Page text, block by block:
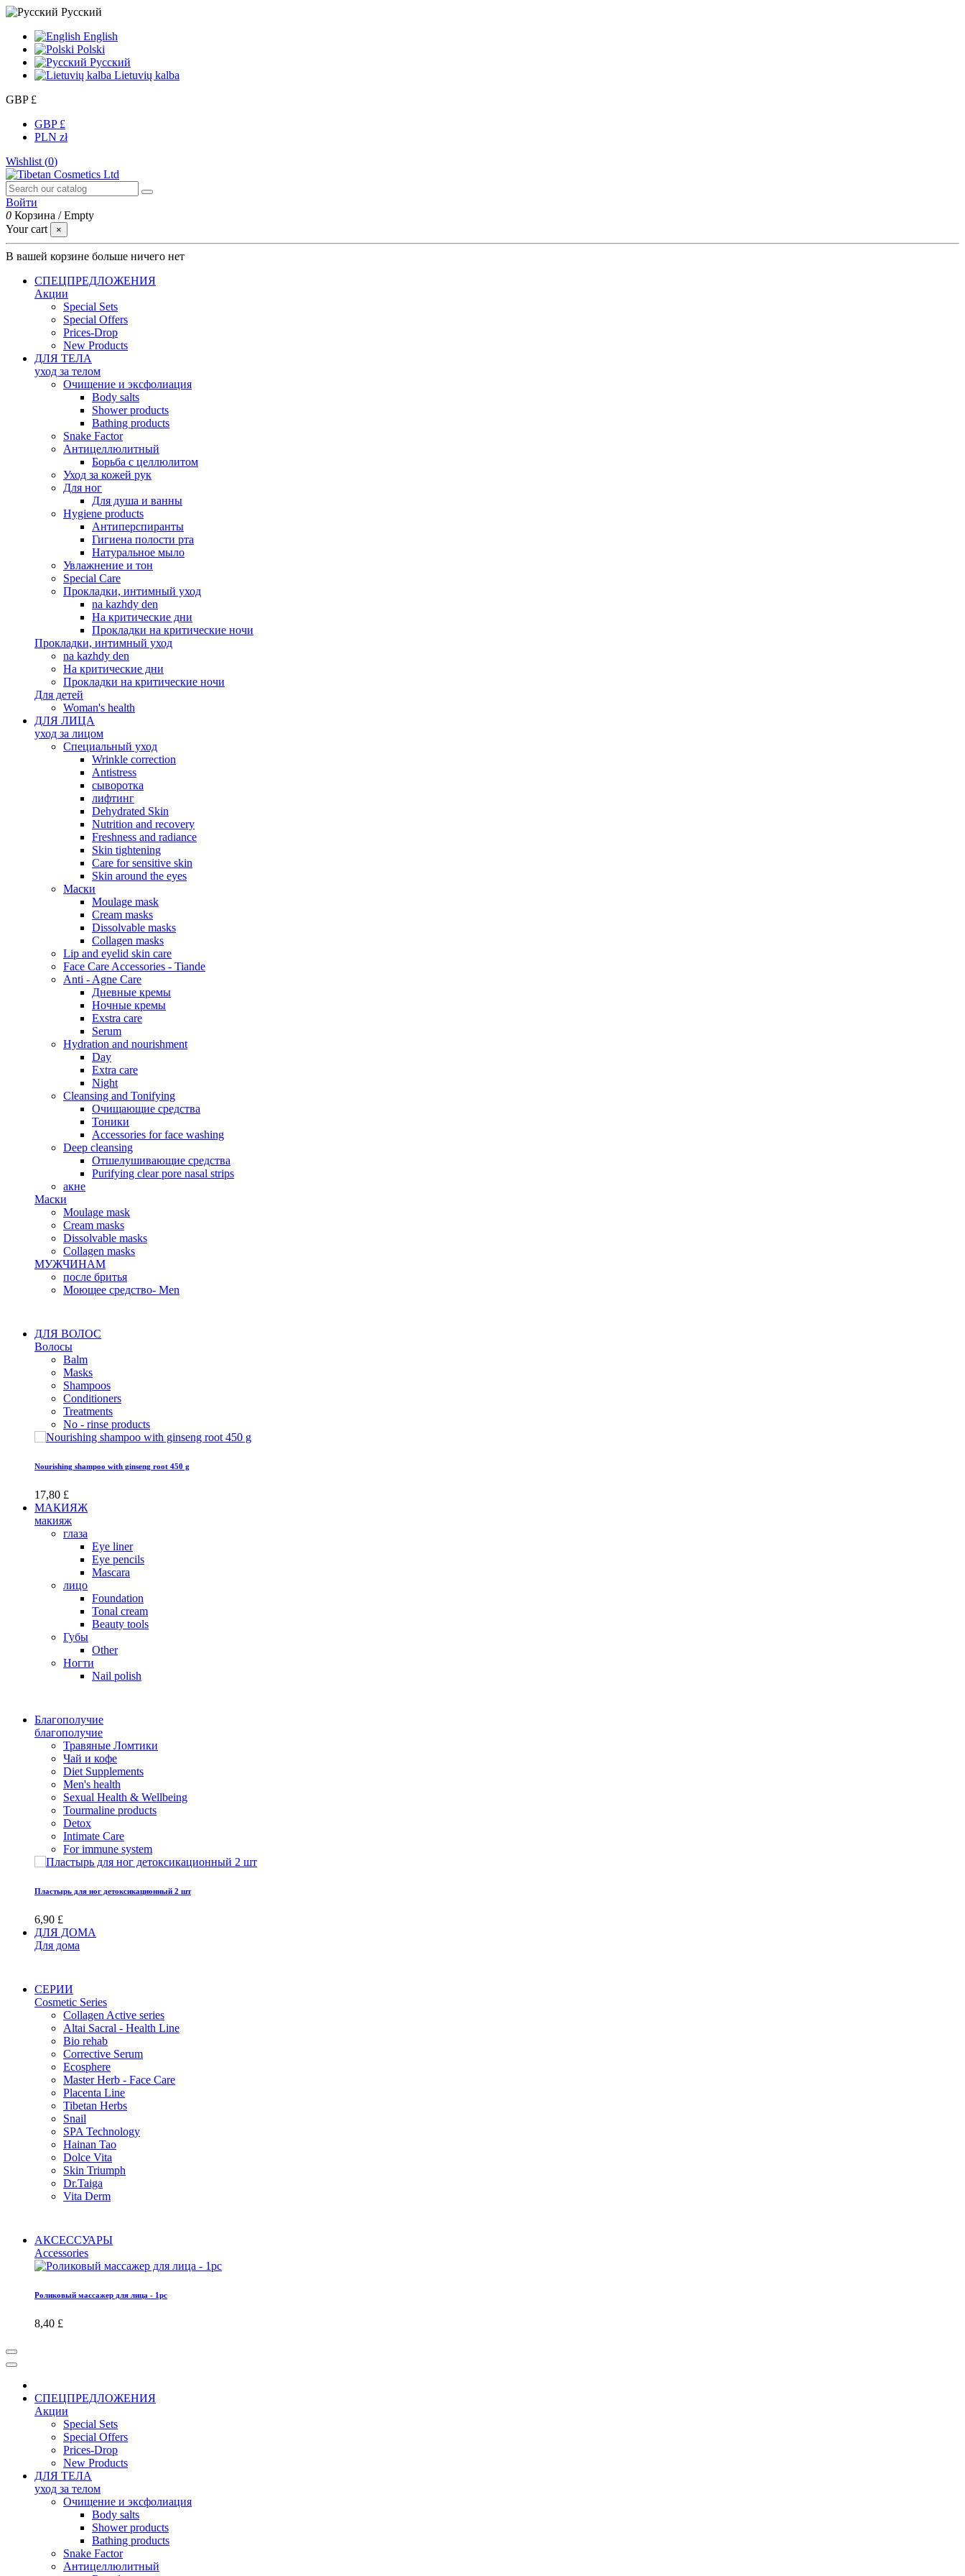
Русский
English
Polski
Русский
Lietuvių kalba
GBP £
GBP £
PLN zł
Wishlist (0)
Войти
0 Корзина /Empty
Your cart
×
В вашей корзине больше ничего нет
СПЕЦПРЕДЛОЖЕНИЯ
Акции
Special Sets
Special Offers
Prices-Drop
New Products
ДЛЯ ТЕЛА
уход за телом
Oчищение и эксфолиация
Body salts
Shower products
Bathing products
Snake Factor
Антицеллюлитный
Борьба с целлюлитом
Уход за кожей рук
Для ног
Для душа и ванны
Hygiene products
Антиперспиранты
Гигиена полости рта
Натуральное мыло
Увлажнение и тон
Special Care
Прокладки, интимный уход
na kazhdy den
На критические дни
Прокладки на критические ночи
Прокладки, интимный уход
na kazhdy den
На критические дни
Прокладки на критические ночи
Для детей
Woman's health
ДЛЯ ЛИЦА
уход за лицом
Специальный уход
Wrinkle correction
Antistress
сыворотка
лифтинг
Dehydrated Skin
Nutrition and recovery
Freshness and radiance
Skin tightening
Care for sensitive skin
Skin around the eyes
Маски
Moulage mask
Cream masks
Dissolvable masks
Collagen masks
Lip and eyelid skin care
Face Care Accessories - Tiande
Anti - Agne Care
Дневные кремы
Ночные кремы
Exstra care
Serum
Hydration and nourishment
Day
Extra care
Night
Cleansing and Tonifying
Очищающие средства
Тоники
Accessories for face washing
Deep cleansing
Отшелушивающие средства
Purifying clear pore nasal strips
акне
Маски
Moulage mask
Cream masks
Dissolvable masks
Collagen masks
МУЖЧИНАМ
после бритья
Моющее средство- Men
ДЛЯ ВОЛОС
Волосы
Balm
Masks
Shampoos
Conditioners
Treatments
No - rinse products
Nourishing shampoo with ginseng root 450 g
17,80 £
МАКИЯЖ
макияж
глаза
Eye liner
Eye pencils
Mascara
лицо
Foundation
Tonal cream
Beauty tools
Губы
Other
Ногти
Nail polish
Благополучие
благополучие
Травяные Ломтики
Чай и кофе
Diet Supplements
Men's health
Sexual Health & Wellbeing
Tourmaline products
Detox
Intimate Care
For immune system
Пластырь для ног детоксикационный 2 шт
6,90 £
ДЛЯ ДОМА
Для дома
СЕРИИ
Cosmetic Series
Collagen Active series
Altai Sacral - Health Line
Bio rehab
Corrective Serum
Ecosphere
Master Herb - Face Care
Placenta Line
Tibetan Herbs
Snail
SPA Technology
Hainan Tao
Dolce Vita
Skin Triumph
Dr.Taiga
Vita Derm
АКСЕССУАРЫ
Accessories
Роликовый массажер для лица - 1pc
8,40 £
СПЕЦПРЕДЛОЖЕНИЯ
Акции
Special Sets
Special Offers
Prices-Drop
New Products
ДЛЯ ТЕЛА
уход за телом
Oчищение и эксфолиация
Body salts
Shower products
Bathing products
Snake Factor
Антицеллюлитный